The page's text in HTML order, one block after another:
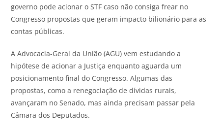
governo pode acionar o STF caso não consiga frear no
Congresso propostas que geram impacto bilionário para as
contas públicas.
A Advocacia-Geral da União (AGU) vem estudando a
hipótese de acionar a Justiça enquanto aguarda um
posicionamento final do Congresso. Algumas das
propostas, como a renegociação de dívidas rurais,
avançaram no Senado, mas ainda precisam passar pela
Câmara dos Deputados.